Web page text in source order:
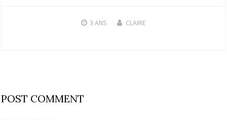
3 ANS CLAIRE
POST COMMENT